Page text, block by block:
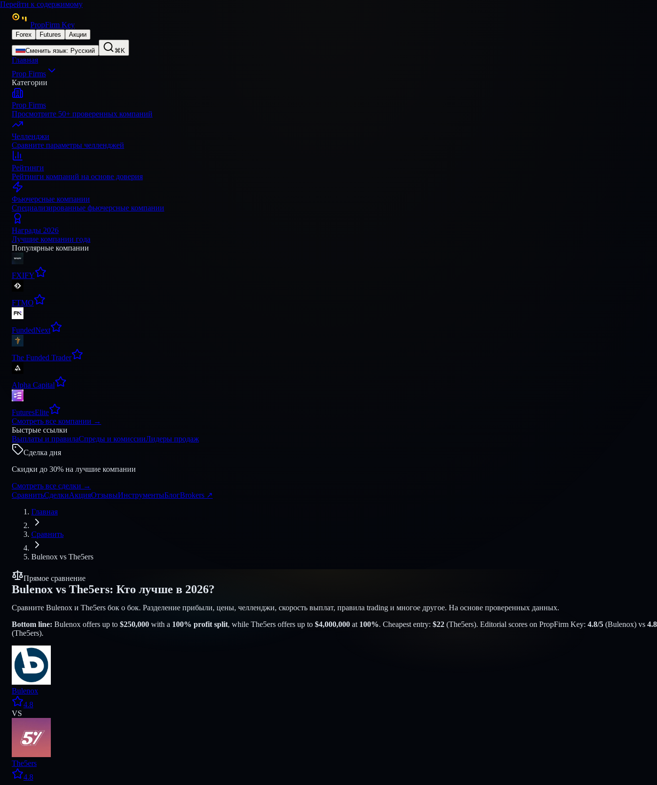
Перейти к содержимому
PropFirm Key
Forex Futures Акции
Сменить язык: Русский ⌘K
Главная
Prop Firms
Категории
Prop Firms
Просмотрите 50+ проверенных компаний
Челленджи
Сравните параметры челленджей
Рейтинги
Рейтинги компаний на основе доверия
Фьючерсные компании
Специализированные фьючерсные компании
Награды 2026
Лучшие компании года
Популярные компании
FXIFY
FTMO
FundedNext
The Funded Trader
Alpha Capital
FuturesElite
Смотреть все компании →
Быстрые ссылки
Выплаты и правилаСпреды и комиссииЛидеры продаж
Сделка дня
Скидки до 30% на лучшие компании
Смотреть все сделки →
СравнитьСделкиАкцияОтзывыИнструментыБлогBrokers ↗
Главная
Сравнить
Bulenox vs The5ers
Прямое сравнение
Bulenox vs The5ers: Кто лучше в 2026?
Сравните Bulenox и The5ers бок о бок. Разделение прибыли, цены, челленджи, скорость выплат, правила trading и многое другое. На основе проверенных данных.
Bottom line: Bulenox offers up to $250,000 with a 100% profit split, while The5ers offers up to $4,000,000 at 100%. Cheapest entry: $22 (The5ers). Editorial scores on PropFirm Key: 4.8/5 (Bulenox) vs 4.8
(The5ers).
Bulenox
4.8
VS
The5ers
4.8